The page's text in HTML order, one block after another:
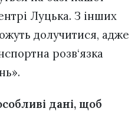
Луцька. З інших
долучитися, адже
розв‘язка
дані, щоб